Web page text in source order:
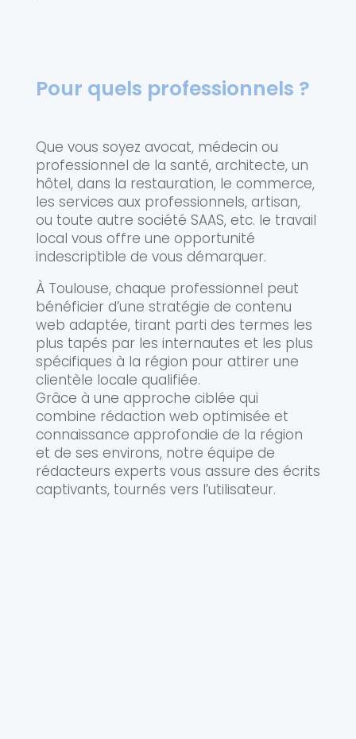
Pour quels professionnels ?
Que vous soyez avocat, médecin ou
professionnel de la santé, architecte, un
hôtel, dans la restauration, le commerce,
les services aux professionnels, artisan,
ou toute autre société SAAS, etc. le travail
local vous offre une opportunité
indescriptible de vous démarquer.
À Toulouse, chaque professionnel peut
bénéficier d’une stratégie de contenu
web adaptée, tirant parti des termes les
plus tapés par les internautes et les plus
spécifiques à la région pour attirer une
clientèle locale qualifiée.
Grâce à une approche ciblée qui
combine rédaction web optimisée et
connaissance approfondie de la région
et de ses environs, notre équipe de
rédacteurs experts vous assure des écrits
captivants, tournés vers l’utilisateur.